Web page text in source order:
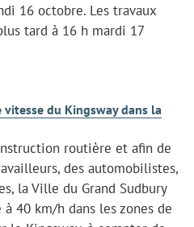
16 octobre. Les travaux
tard à 16 h mardi 17
du Kingsway dans la
routière et afin de
des automobilistes,
la Ville du Grand Sudbury
40 km/h dans les zones de